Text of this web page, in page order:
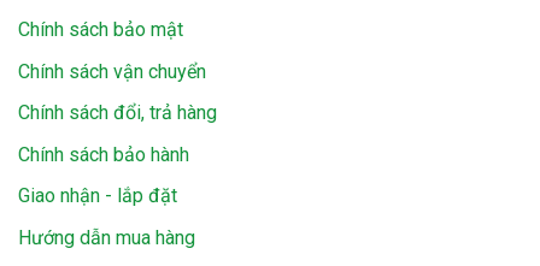
Chính sách bảo mật
Chính sách vận chuyển
Chính sách đổi, trả hàng
Chính sách bảo hành
Giao nhận - lắp đặt
Hướng dẫn mua hàng